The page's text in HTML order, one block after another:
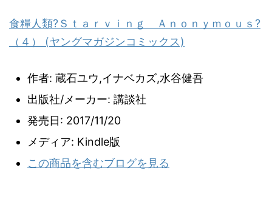
食糧人類?Ｓｔａｒｖｉｎｇ Ａｎｏｎｙｍｏｕｓ?
（４） (ヤングマガジンコミックス)
作者: 蔵石ユウ,イナベカズ,水谷健吾
出版社/メーカー: 講談社
発売日: 2017/11/20
メディア: Kindle版
この商品を含むブログを見る